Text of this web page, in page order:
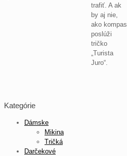
trafiť. A ak
by aj nie,
ako kompas
poslúži
tričko
„Turista
Juro“.
Kategórie
Dámske
Mikina
Tričká
Darčekové